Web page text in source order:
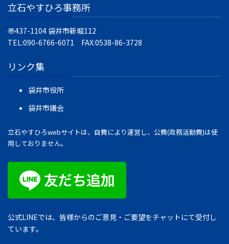
立石やすひろ事務所
〠437-1104 袋井市新堀112
TEL:090-6766-6071 FAX:0538-86-3728
リンク集
袋井市役所
袋井市議会
立石やすひろwebサイトは、自費により運営し、公費(政務活動費)は使
用しておりません。
公式LINEでは、皆様からのご意見・ご要望をチャットにて受付し
ています。